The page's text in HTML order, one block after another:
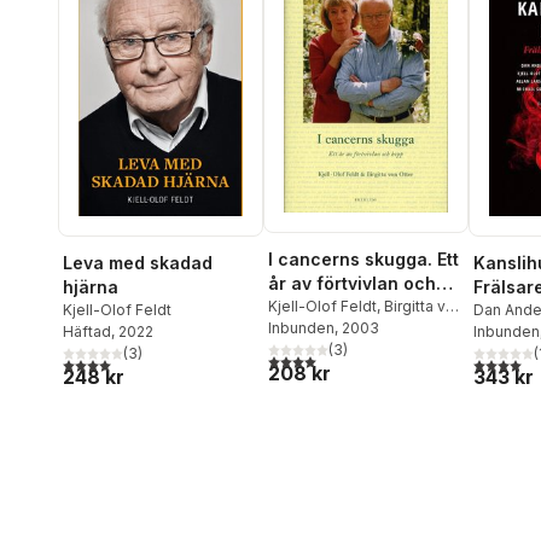
Leva med skadad
hjärna
Kjell-Olof Feldt
Häftad, 2022
4,0utav 5 stjärnor. Totalt antal röster:
(3)
248 kr
I cancerns skugga. Ett
år av förtvivlan och
hopp
Kjell-Olof Feldt, Birgitta von
Otter
Inbunden, 2003
4,0utav 5 stjärnor. Totalt antal röster:
(3)
208 kr
Dan
Kjell-Olof
Inbunden
4,0utav 5(
343 kr